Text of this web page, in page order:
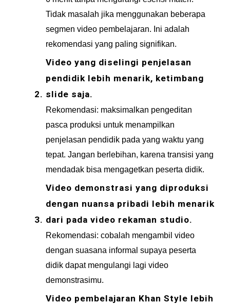
Tidak masalah jika menggunakan beberapa
segmen video pembelajaran. Ini adalah
rekomendasi yang paling signifikan.
Video yang diselingi penjelasan
pendidik lebih menarik, ketimbang
slide saja.
Rekomendasi: maksimalkan pengeditan
pasca produksi untuk menampilkan
penjelasan pendidik pada yang waktu yang
tepat. Jangan berlebihan, karena transisi yang
mendadak bisa mengagetkan peserta didik.
Video demonstrasi yang diproduksi
dengan nuansa pribadi lebih menarik
dari pada video rekaman studio.
Rekomendasi: cobalah mengambil video
dengan suasana informal supaya peserta
didik dapat mengulangi lagi video
demonstrasimu.
Video pembelajaran Khan Style lebih